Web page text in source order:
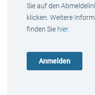
Sie auf den
klicken. Weitere
finden Sie hier.